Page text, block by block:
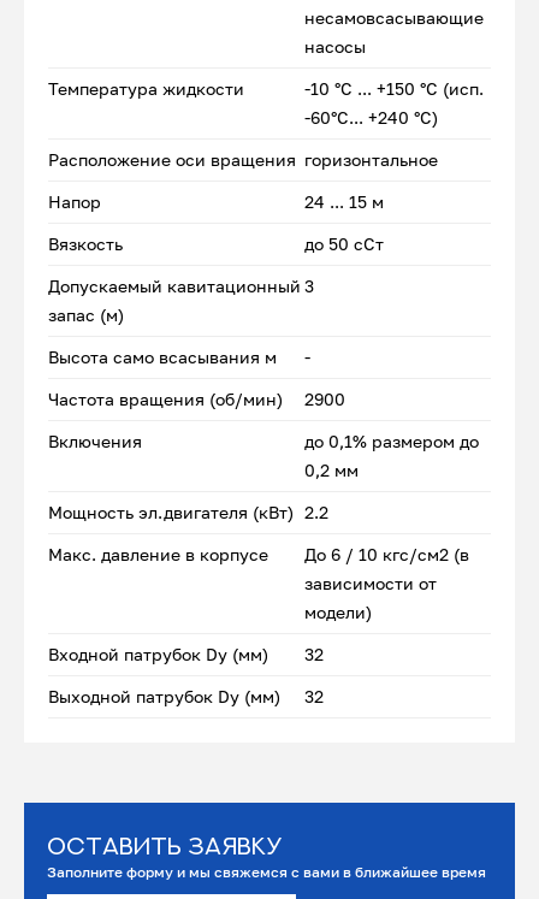
несамовсасывающие
насосы
Температура жидкости
-10 °С ... +150 °С (исп.
-60°С... +240 °С)
Расположение оси вращения горизонтальное
Напор 24 ... 15 м
Вязкость до 50 сСт
Допускаемый кавитационный
запас (м)
3
Высота само всасывания м -
Частота вращения (об/мин) 2900
Включения
до 0,1% размером до
0,2 мм
Мощность эл.двигателя (кВт) 2.2
Макс. давление в корпусе
До 6 / 10 кгс/см2 (в
зависимости от
модели)
Входной патрубок Dу (мм) 32
Выходной патрубок Dу (мм) 32
Оставить заявку
Заполните форму и мы свяжемся с вами в ближайшее время